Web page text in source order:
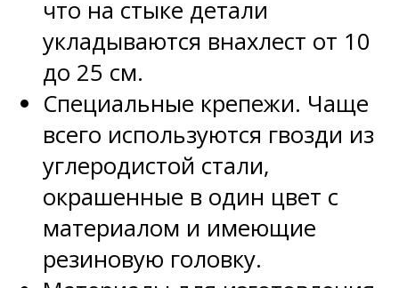
что на стыке детали
укладываются внахлест от 10
до 25 см.
Специальные крепежи. Чаще
всего используются гвозди из
углеродистой стали,
окрашенные в один цвет с
материалом и имеющие
резиновую головку.